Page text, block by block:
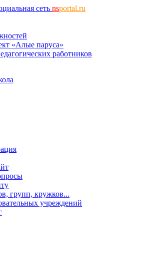
сеть nsportal.ru
«Алые паруса»
работников
групп, кружков...
учреждений